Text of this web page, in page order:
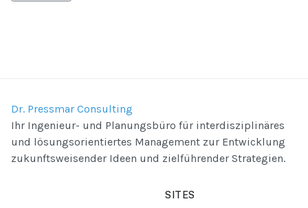
Dr. Pressmar Consulting
Ihr Ingenieur- und Planungsbüro für interdisziplinäres
und lösungsorientiertes Management zur Entwicklung
zukunftsweisender Ideen und zielführender Strategien.
SITES